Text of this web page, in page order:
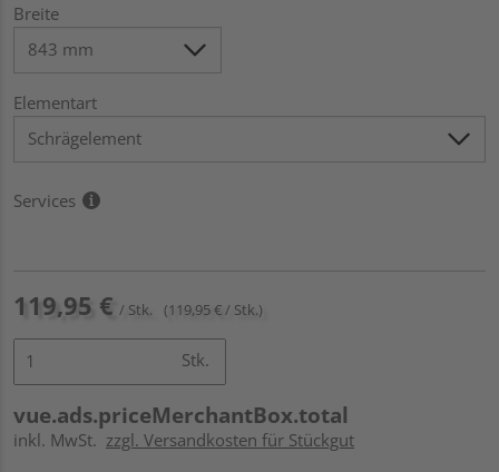
Breite
Elementart
Services
119,95 € / Stk. (119,95 € / Stk.)
Stk.
vue.ads.priceMerchantBox.total
inkl. MwSt. zzgl. Versandkosten für Stückgut